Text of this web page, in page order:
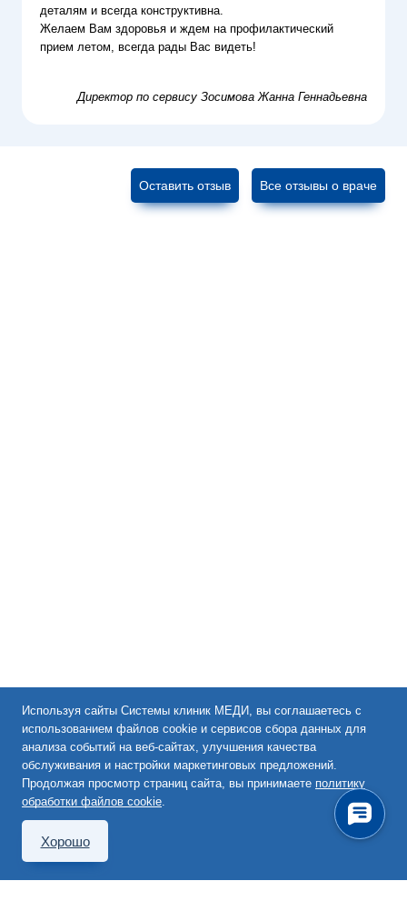
деталям и всегда конструктивна.
Желаем Вам здоровья и ждем на профилактический
прием летом, всегда рады Вас видеть!
Директор по сервису Зосимова Жанна Геннадьевна
Оставить отзыв Все отзывы о враче
Используя сайты Системы клиник МЕДИ, вы соглашаетесь с
использованием файлов cookie и сервисов сбора данных для
анализа событий на веб-сайтах, улучшения качества
обслуживания и настройки маркетинговых предложений.
Продолжая просмотр страниц сайта, вы принимаете политику
обработки файлов cookie.
Хорошо